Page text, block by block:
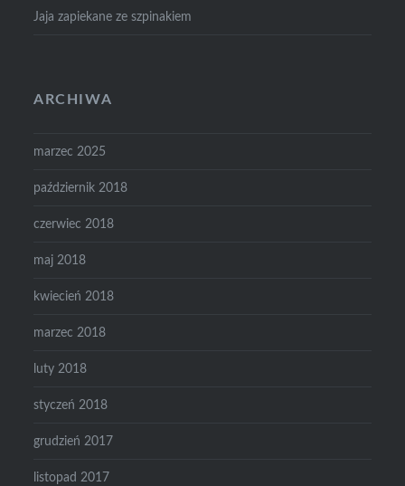
Jaja zapiekane ze szpinakiem
ARCHIWA
marzec 2025
październik 2018
czerwiec 2018
maj 2018
kwiecień 2018
marzec 2018
luty 2018
styczeń 2018
grudzień 2017
listopad 2017